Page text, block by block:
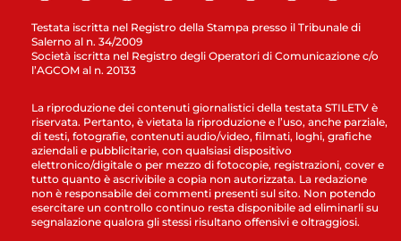
Testata iscritta nel Registro della Stampa presso il Tribunale di
Salerno al n. 34/2009
Società iscritta nel Registro degli Operatori di Comunicazione c/o
l’AGCOM al n. 20133
La riproduzione dei contenuti giornalistici della testata STILETV è
riservata. Pertanto, è vietata la riproduzione e l’uso, anche parziale,
di testi, fotografie, contenuti audio/video, filmati, loghi, grafiche
aziendali e pubblicitarie, con qualsiasi dispositivo
elettronico/digitale o per mezzo di fotocopie, registrazioni, cover e
tutto quanto è ascrivibile a copia non autorizzata. La redazione
non è responsabile dei commenti presenti sul sito. Non potendo
esercitare un controllo continuo resta disponibile ad eliminarli su
segnalazione qualora gli stessi risultano offensivi e oltraggiosi.